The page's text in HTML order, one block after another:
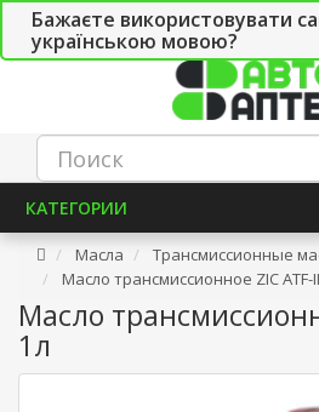
Бажаєте використовувати
українською мовою?
СТО
КАТЕГОРИИ
Масла
Трансмиссионные
Масло трансмиссионное ZIC ATF-
Масло
1л